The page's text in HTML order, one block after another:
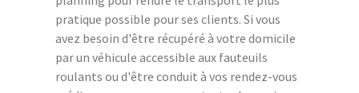
pratique possible pour ses clients. Si vous
avez besoin d'être récupéré à votre domicile
par un véhicule accessible aux fauteuils
roulants ou d'être conduit à vos rendez-vous